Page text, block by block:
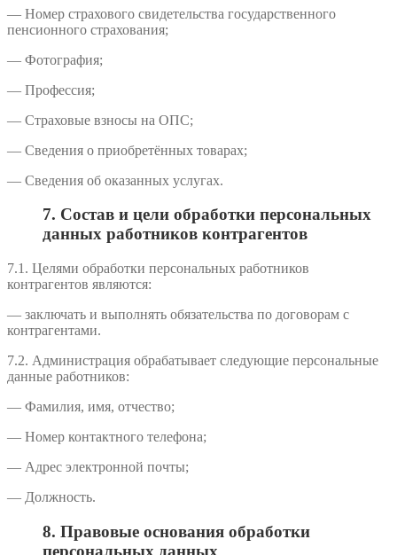
— Номер страхового свидетельства государственного
пенсионного страхования;
— Фотография;
— Профессия;
— Страховые взносы на ОПС;
— Сведения о приобретённых товарах;
— Сведения об оказанных услугах.
7. Состав и цели обработки персональных
данных работников контрагентов
7.1. Целями обработки персональных работников
контрагентов являются:
— заключать и выполнять обязательства по договорам с
контрагентами.
7.2. Администрация обрабатывает следующие персональные
данные работников:
— Фамилия, имя, отчество;
— Номер контактного телефона;
— Адрес электронной почты;
— Должность.
8. Правовые основания обработки
персональных данных